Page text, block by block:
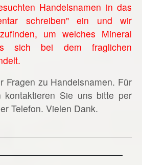
Handelsnamen in das
schreiben" ein und wir
um welches Mineral
sich bei dem fraglichen
Fragen zu Handelsnamen. Für
kontaktieren Sie uns bitte per
Telefon. Vielen Dank.